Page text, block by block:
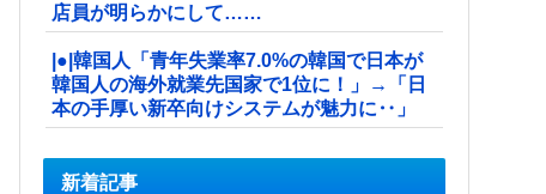
店員が明らかにして……
|●|韓国人「青年失業率7.0%の韓国で日本が
韓国人の海外就業先国家で1位に！」→「日
本の手厚い新卒向けシステムが魅力に‥」
新着記事